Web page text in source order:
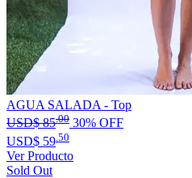
AGUA SALADA - Top
USD$85.00 30% OFF
USD$ 59 .50
Ver Producto
Sold Out